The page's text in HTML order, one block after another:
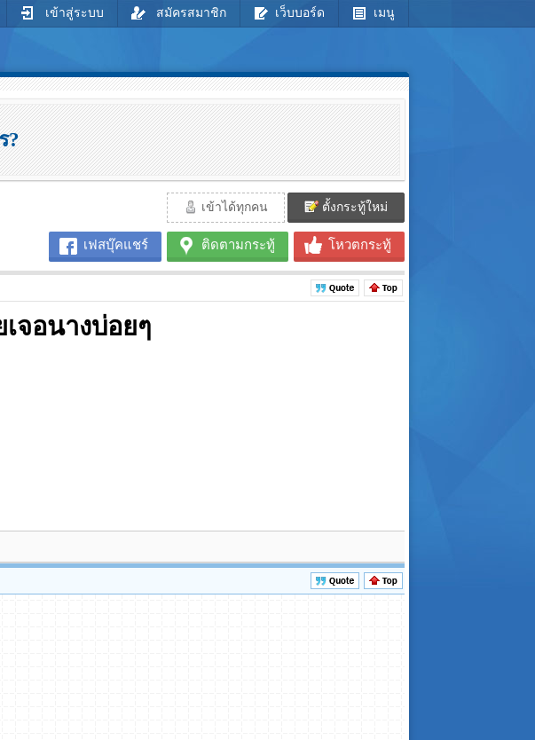
เข้าสู่ระบบ สมัครสมาชิก เว็บบอร์ด เมนู
?
เข้าได้ทุกคน ตั้งกระทู้ใหม่
เฟสบุ๊คแชร์ ติดตามกระทู้ โหวตกระทู้
จอนางบ่อยๆ